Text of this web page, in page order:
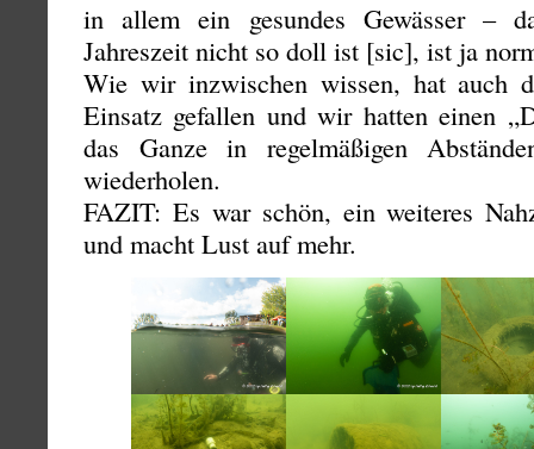
in allem ein gesundes Gewässer –
Jahreszeit nicht so doll ist [sic], ist ja
Wie wir inzwischen wissen, hat auch
Einsatz gefallen und wir hatten einen
das Ganze in regelmäßigen
wiederholen.
FAZIT: Es war schön, ein weiteres
und macht Lust auf mehr.